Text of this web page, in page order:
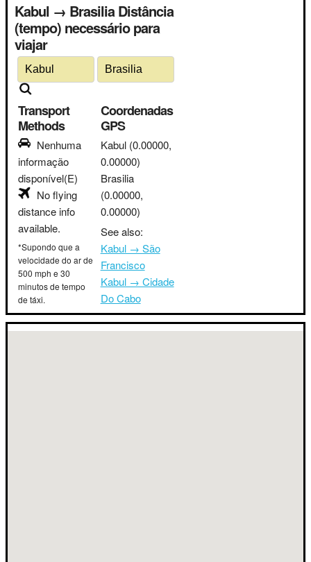
Kabul → Brasilia Distância
(tempo) necessário para
viajar
Transport
Methods
Nenhuma
informação
disponível(E)
No flying
distance info
available.
*Supondo que a
velocidade do ar de
500 mph e 30
minutos de tempo
de táxi.
Coordenadas
GPS
Kabul (0.00000,
0.00000)
Brasilia
(0.00000,
0.00000)
See also:
Kabul → São
Francisco
Kabul → Cidade
Do Cabo